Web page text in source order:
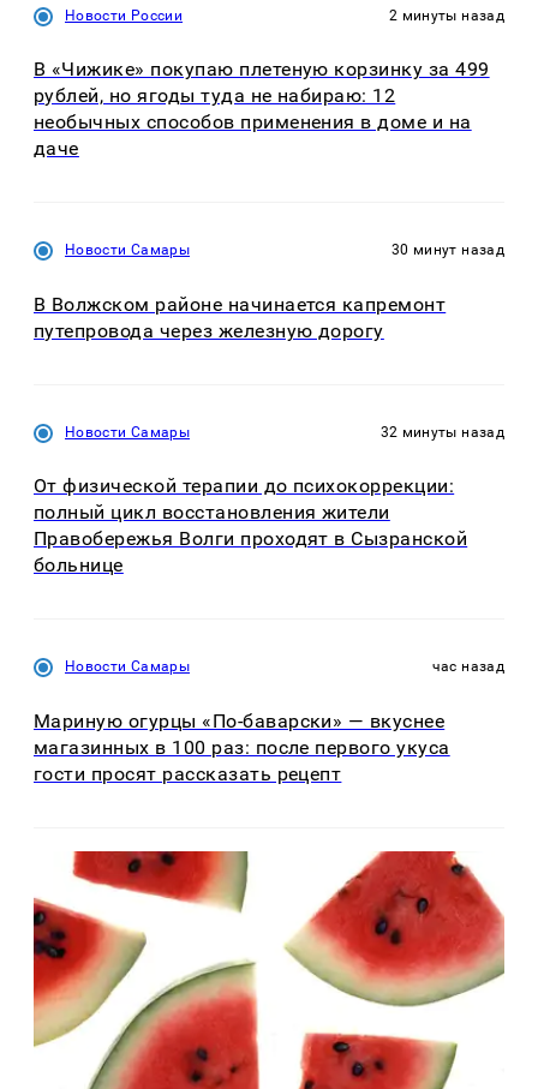
Новости России 2 минуты назад
В «Чижике» покупаю плетеную корзинку за 499
рублей, но ягоды туда не набираю: 12
необычных способов применения в доме и на
даче
Новости Самары 30 минут назад
В Волжском районе начинается капремонт
путепровода через железную дорогу
Новости Самары 32 минуты назад
От физической терапии до психокоррекции:
полный цикл восстановления жители
Правобережья Волги проходят в Сызранской
больнице
Новости Самары час назад
Мариную огурцы «По-баварски» — вкуснее
магазинных в 100 раз: после первого укуса
гости просят рассказать рецепт